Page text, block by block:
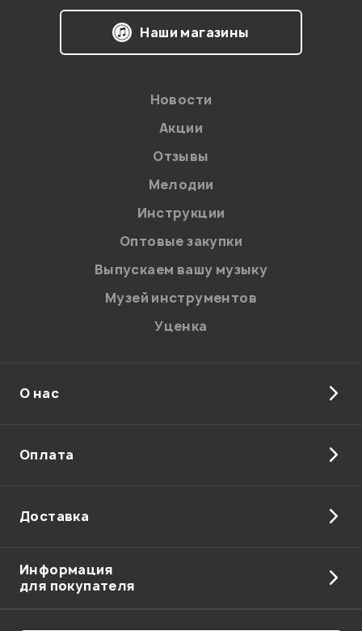
Наши магазины
Новости
Акции
Отзывы
Мелодии
Инструкции
Оптовые закупки
Выпускаем вашу музыку
Музей инструментов
Уценка
О нас
Оплата
Доставка
Информация
для покупателя